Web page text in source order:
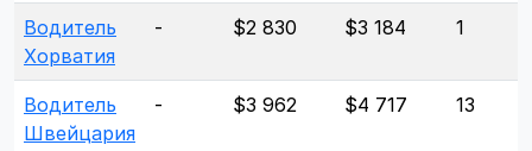
Водитель
Хорватия
- $2 830 $3 184 1
Водитель
Швейцария
- $3 962 $4 717 13